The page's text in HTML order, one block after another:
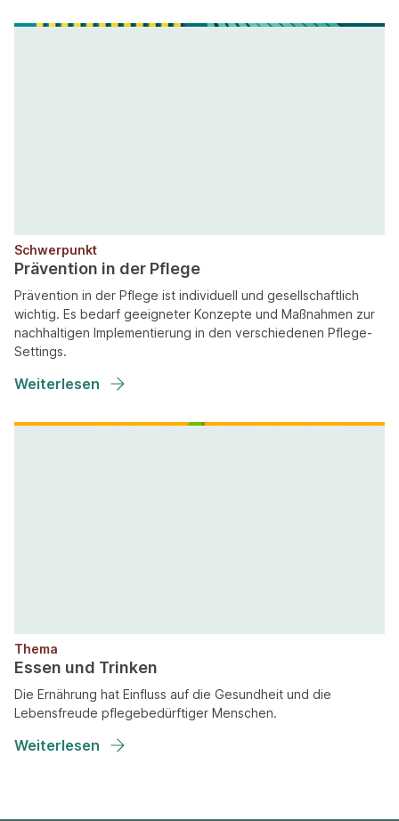
Schwerpunkt
Prävention in der Pflege
Prävention in der Pflege ist individuell und gesellschaftlich
wichtig. Es bedarf geeigneter Konzepte und Maßnahmen zur
nachhaltigen Implementierung in den verschiedenen Pflege-
Settings.
Weiterlesen
Thema
Essen und Trinken
Die Ernährung hat Einfluss auf die Gesundheit und die
Lebensfreude pflegebedürftiger Menschen.
Weiterlesen